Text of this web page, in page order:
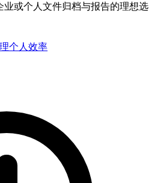
业或个人文件归档与报告的理想选
个人效率